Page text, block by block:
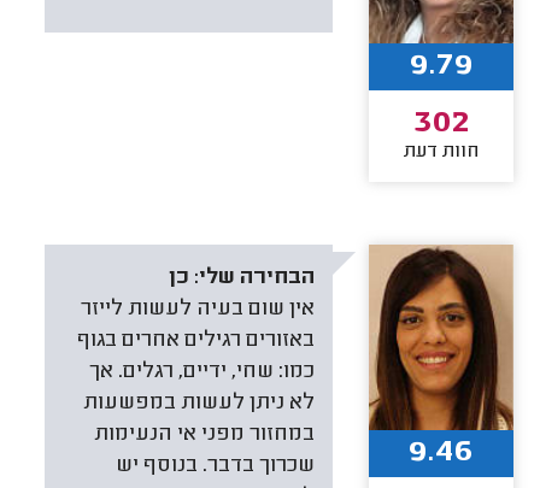
9.79
302
חוות דעת
הבחירה שלי: כן
אין שום בעיה לעשות לייזר
באזורים רגילים אחרים בגוף
כמו: שחי, ידיים, רגלים. אך
לא ניתן לעשות במפשעות
במחזור מפני אי הנעימות
שכרוך בדבר. בנוסף יש
9.46